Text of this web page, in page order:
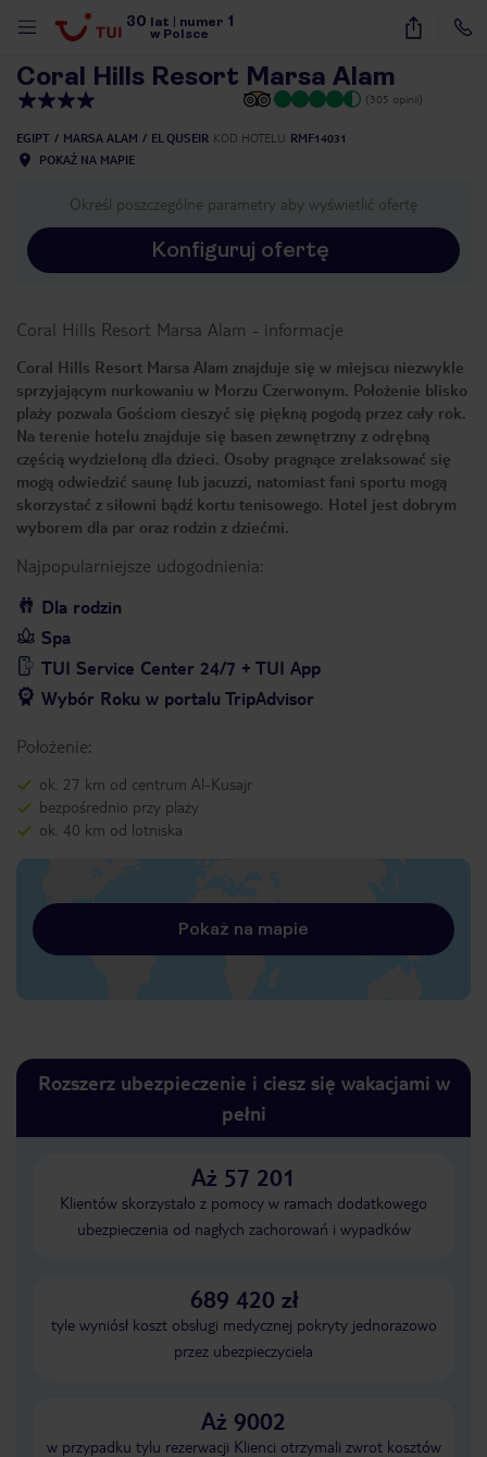
30 lat numer 1
w Polsce
45
Coral Hills Resort Marsa Alam
(305 opinii)
EGIPT MARSA ALAM EL QUSEIR KOD HOTELU RMF14031
POKAŻ NA MAPIE
Określ poszczególne parametry aby wyświetlić ofertę
Konfiguruj ofertę
Coral Hills Resort Marsa Alam - informacje
Coral Hills Resort Marsa Alam znajduje się w miejscu niezwykle
sprzyjającym nurkowaniu w Morzu Czerwonym. Położenie blisko
plaży pozwala Gościom cieszyć się piękną pogodą przez cały rok.
Na terenie hotelu znajduje się basen zewnętrzny z odrębną
częścią wydzieloną dla dzieci. Osoby pragnące zrelaksować się
mogą odwiedzić saunę lub jacuzzi, natomiast fani sportu mogą
skorzystać z siłowni bądź kortu tenisowego. Hotel jest dobrym
wyborem dla par oraz rodzin z dziećmi.
Najpopularniejsze udogodnienia:
Dla rodzin
Spa
TUI Service Center 24/7 + TUI App
Wybór Roku w portalu TripAdvisor
Położenie:
ok. 27 km od centrum Al-Kusajr
bezpośrednio przy plaży
ok. 40 km od lotniska
Pokaż na mapie
Rozszerz ubezpieczenie i ciesz się wakacjami w
pełni
Aż 57 201
Klientów skorzystało z pomocy w ramach dodatkowego
ubezpieczenia od nagłych zachorowań i wypadków
689 420 zł
tyle wyniósł koszt obsługi medycznej pokryty jednorazowo
przez ubezpieczyciela
Aż 9002
w przypadku tylu rezerwacji Klienci otrzymali zwrot kosztów